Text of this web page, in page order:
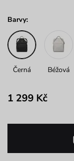
Barvy:
Černá Béžová
1 299 Kč